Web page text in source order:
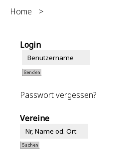
Home >
Login
Passwort vergessen?
Vereine